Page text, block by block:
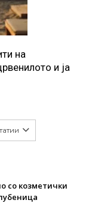
на
и ја
со козметички